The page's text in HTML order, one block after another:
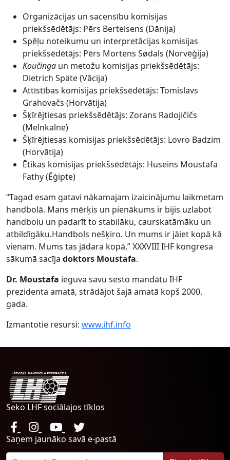
Organizācijas un sacensību komisijas
priekšsēdētājs: Pērs Bertelsens (Dānija)
Spēļu noteikumu un interpretācijas komisijas
priekšsēdētājs: Pērs Mortens Sødals (Norvēģija)
Koučinga un metožu komisijas priekšsēdētājs:
Dietrich Späte (Vācija)
Attīstības komisijas priekšsēdētājs: Tomislavs
Grahovačs (Horvātija)
Šķīrējtiesas priekšsēdētājs: Zorans Radojičičs
(Melnkalne)
Šķīrējtiesas komisijas priekšsēdētājs: Lovro Badzim
(Horvātija)
Ētikas komisijas priekšsēdētājs: Huseins Moustafa
Fathy (Ēģipte)
“Tagad esam gatavi nākamajam izaicinājumu laikmetam
handbolā. Mans mērķis un pienākums ir bijis uzlabot
handbolu un padarīt to stabilāku, caurskatāmāku un
atbildīgāku.Handbols nešķiro. Un mums ir jāiet kopā kā
vienam. Mums tas jādara kopā,” XXXVIII IHF kongresa
sākumā sacīja doktors Moustafa.
Dr. Moustafa ieguva savu sesto mandātu IHF
prezidenta amatā, strādājot šajā amatā kopš 2000.
gada.
Izmantotie resursi: www.ihf.info
Seko LHF sociālajos tīklos
Saņem jaunāko savā e-pastā